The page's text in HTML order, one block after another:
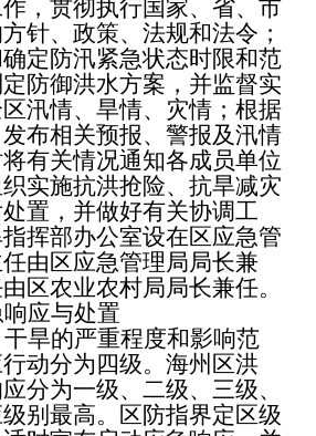
，贯彻执行国家、省、市
针、政策、法规和法令；
定防汛紧急状态时限和范
防御洪水方案，并监督实
汛情、旱情、灾情；根据
布相关预报、警报及汛情
有关情况通知各成员单位
实施抗洪抢险、抗旱减灾
置，并做好有关协调工
挥部办公室设在区应急管
由区应急管理局局长兼
区农业农村局局长兼任。
响应与处置
旱的严重程度和影响范
动分为四级。海州区洪
分为一级、二级、三级、
别最高。区防指界定区级